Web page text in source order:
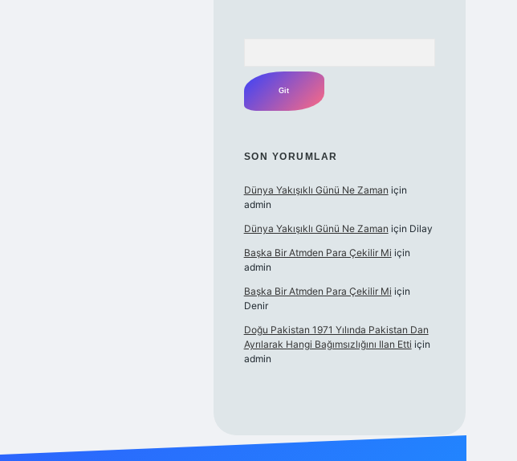
SON YORUMLAR
Dünya Yakışıklı Günü Ne Zaman için
admin
Dünya Yakışıklı Günü Ne Zaman için Dilay
Başka Bir Atmden Para Çekilir Mi için
admin
Başka Bir Atmden Para Çekilir Mi için
Denir
Doğu Pakistan 1971 Yılında Pakistan Dan
Ayrılarak Hangi Bağımsızlığını Ilan Etti için
admin